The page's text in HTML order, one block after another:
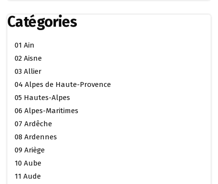
Catégories
01 Ain
02 Aisne
03 Allier
04 Alpes de Haute-Provence
05 Hautes-Alpes
06 Alpes-Maritimes
07 Ardêche
08 Ardennes
09 Ariège
10 Aube
11 Aude